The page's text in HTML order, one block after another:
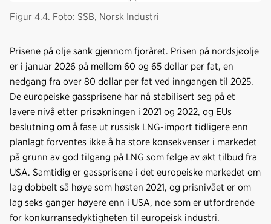
Figur 4.4. Foto: SSB, Norsk Industri
Prisene på olje sank gjennom fjoråret. Prisen på nordsjøolje
er i januar 2026 på mellom 60 og 65 dollar per fat, en
nedgang fra over 80 dollar per fat ved inngangen til 2025.
De europeiske gassprisene har nå stabilisert seg på et
lavere nivå etter prisøkningen i 2021 og 2022, og EUs
beslutning om å fase ut russisk LNG-import tidligere enn
planlagt forventes ikke å ha store konsekvenser i markedet
på grunn av god tilgang på LNG som følge av økt tilbud fra
USA. Samtidig er gassprisene i det europeiske markedet om
lag dobbelt så høye som høsten 2021, og prisnivået er om
lag seks ganger høyere enn i USA, noe som er utfordrende
for konkurransedyktigheten til europeisk industri.